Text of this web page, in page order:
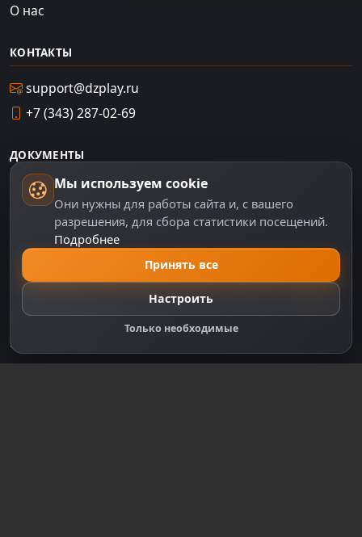
О нас
КОНТАКТЫ
support@dzplay.ru
+7 (343) 287-02-69
ДОКУМЕНТЫ
Пользовательское соглашение
Политика персональных данных
Правила оплаты
Настройки cookie
Правообладателям
Правила сообщества
Мы используем cookie
Они нужны для работы сайта и, с вашего
разрешения, для сбора статистики посещений.
Подробнее
Принять все
Настроить
Только необходимые